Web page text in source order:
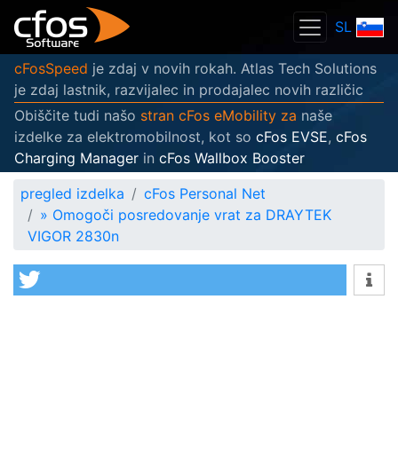
SL
cFosSpeed je zdaj v novih rokah. Atlas Tech Solutions
je zdaj lastnik, razvijalec in prodajalec novih različic
Obiščite tudi našo stran cFos eMobility za naše
izdelke za elektromobilnost, kot so cFos EVSE, cFos
Charging Manager in cFos Wallbox Booster
pregled izdelka
cFos Personal Net
» Omogoči posredovanje vrat za DRAYTEK
VIGOR 2830n